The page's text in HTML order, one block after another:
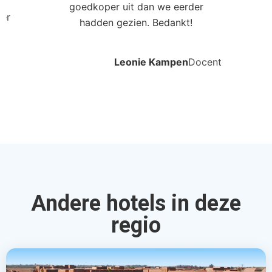
goedkoper uit dan we eerder
hadden gezien. Bedankt!
Leonie KampenDocent
Andere hotels in deze
regio